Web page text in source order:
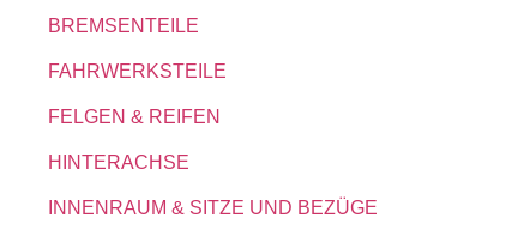
BREMSENTEILE
FAHRWERKSTEILE
FELGEN & REIFEN
HINTERACHSE
INNENRAUM & SITZE UND BEZÜGE